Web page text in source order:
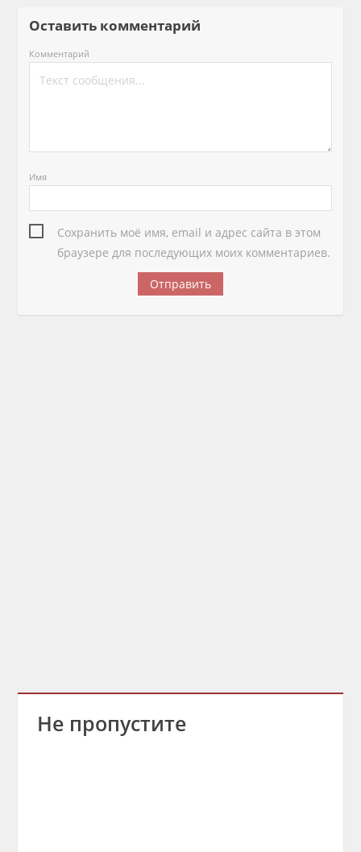
Оставить комментарий
Комментарий
Имя
Сохранить моё имя, email и адрес сайта в этом
браузере для последующих моих комментариев.
Не пропустите